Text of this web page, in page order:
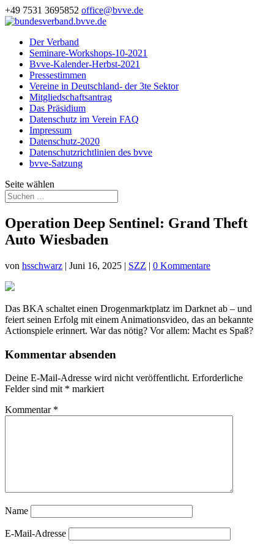
+49 7531 3695852 office@bvve.de
Der Verband
Seminare-Workshops-10-2021
Bvve-Kalender-Herbst-2021
Pressestimmen
Vereine in Deutschland- der 3te Sektor
Mitgliedschaftsantrag
Das Präsidium
Datenschutz im Verein FAQ
Impressum
Datenschutz-2020
Datenschutzrichtlinien des bvve
bvve-Satzung
Seite wählen
Operation Deep Sentinel: Grand Theft
Auto Wiesbaden
von hsschwarz | Juni 16, 2025 | SZZ | 0 Kommentare
Das BKA schaltet einen Drogenmarktplatz im Darknet ab – und
feiert seinen Erfolg mit einem Animationsvideo, das an bekannte
Actionspiele erinnert. War das nötig? Vor allem: Macht es Spaß?
Kommentar absenden
Deine E-Mail-Adresse wird nicht veröffentlicht. Erforderliche
Felder sind mit * markiert
Kommentar *
Name
E-Mail-Adresse